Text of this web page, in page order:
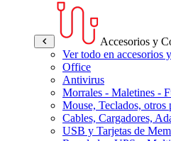
Accesorios y
Ver todo en accesorios
Office
Antivirus
Morrales - Maletines -
Mouse, Teclados, otros
Cables, Cargadores,
USB y Tarjetas de